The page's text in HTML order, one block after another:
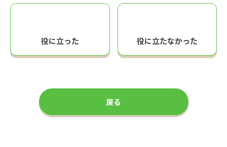
役に立った 役に立たなかった
戻る